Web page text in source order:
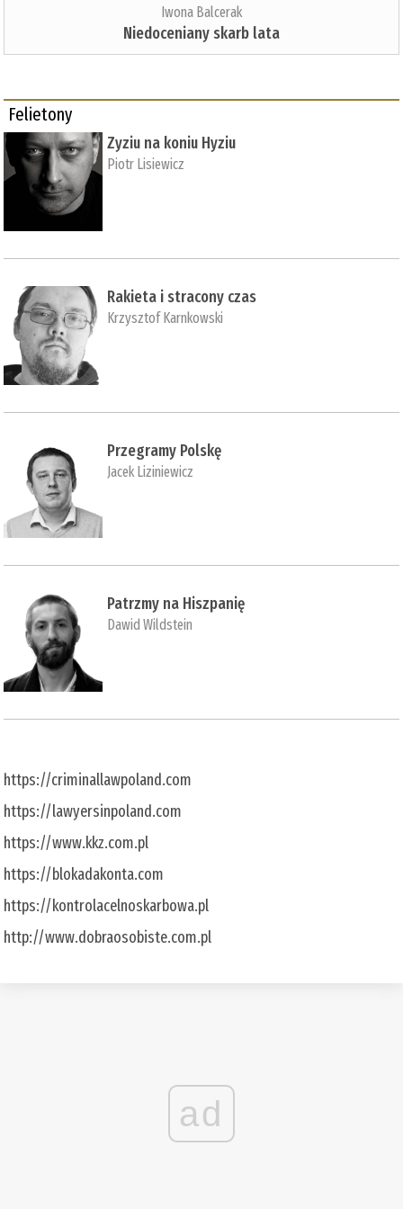
Iwona Balcerak
Niedoceniany skarb lata
Felietony
Zyziu na koniu Hyziu
Piotr Lisiewicz
Rakieta i stracony czas
Krzysztof Karnkowski
Przegramy Polskę
Jacek Liziniewicz
Patrzmy na Hiszpanię
Dawid Wildstein
https://criminallawpoland.com
https://lawyersinpoland.com
https://www.kkz.com.pl
https://blokadakonta.com
https://kontrolacelnoskarbowa.pl
http://www.dobraosobiste.com.pl
ad